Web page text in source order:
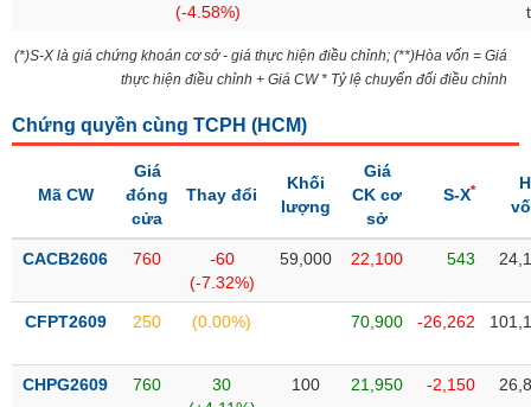
Tâm
thị
trường
(-4.58%)
(*)S-X là giá chứng khoán cơ sở - giá thực hiện điều chỉnh; (**)Hòa vốn = Giá
thực hiện điều chỉnh + Giá CW * Tỷ lệ chuyển đổi điều chỉnh
Chứng quyền cùng TCPH (HCM)
Mã CW
Giá
đóng
cửa
Thay đổi
Khối
lượng
Giá
CK cơ
sở
S-X*
CACB2606 760
-60
(-7.32%)
59,000 22,100 543
CFPT2609 250 (0.00%) 70,900 -26,262
CHPG2609 760
30
100 21,950 -2,150
DÙNG
KHÔNG
YẾU
TIÊU
THIẾT
YẾU